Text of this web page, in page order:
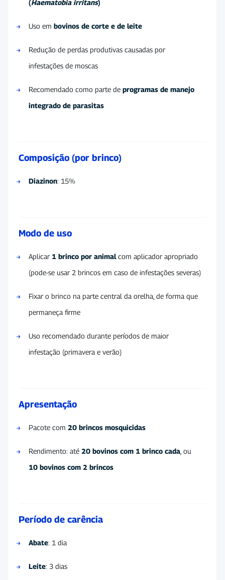
(Haematobia irritans)
Uso em bovinos de corte e de leite
Redução de perdas produtivas causadas por
infestações de moscas
Recomendado como parte de programas de manejo
integrado de parasitas
Composição (por brinco)
Diazinon: 15%
Modo de uso
Aplicar 1 brinco por animalcom aplicador apropriado
(pode-se usar 2 brincos em caso de infestações severas)
Fixar o brinco na parte central da orelha, de forma que
permaneça firme
Uso recomendado durante períodos de maior
infestação (primavera e verão)
Apresentação
Pacote com 20 brincos mosquicidas
Rendimento: até 20 bovinos com 1 brinco cada , ou
10 bovinos com 2 brincos
Período de carência
Abate: 1 dia
Leite: 3 dias